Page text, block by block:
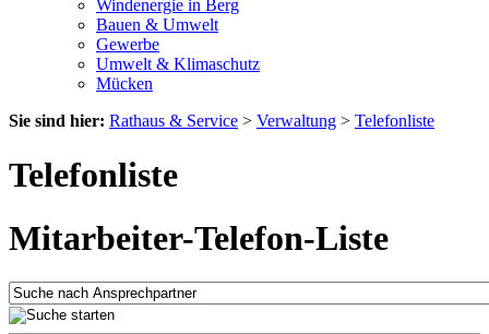
Windenergie in Berg
Bauen & Umwelt
Gewerbe
Umwelt & Klimaschutz
Mücken
Sie sind hier: Rathaus & Service > Verwaltung > Telefonliste
Telefonliste
Mitarbeiter-Telefon-Liste